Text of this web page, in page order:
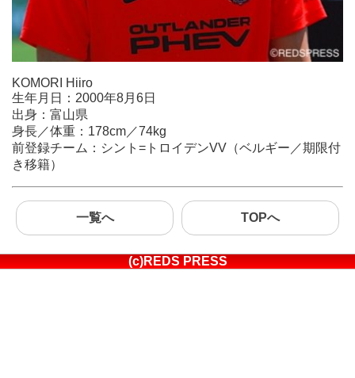
KOMORI Hiiro
生年月日：2000年8月6日
出身：富山県
身長／体重：178cm／74kg
前登録チーム：シント=トロイデンVV（ベルギー／期限付
き移籍）
一覧へ TOPへ
(c)REDS PRESS